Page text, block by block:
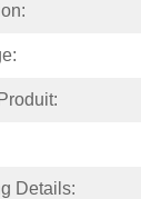
Details: